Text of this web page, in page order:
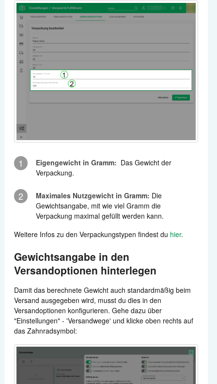
1 Eigengewicht in Gramm: Das Gewicht der
Verpackung.
2 Maximales Nutzgewicht in Gramm: Die
Gewichtsangabe, mit wie viel Gramm die
Verpackung maximal gefüllt werden kann.
Weitere Infos zu den Verpackungstypen findest du hier.
Gewichtsangabe in den
Versandoptionen hinterlegen
Damit das berechnete Gewicht auch standardmäßig beim
Versand ausgegeben wird, musst du dies in den
Versandoptionen konfigurieren. Gehe dazu über
"Einstellungen" - 'Versandwege' und klicke oben rechts auf
das Zahnradsymbol: